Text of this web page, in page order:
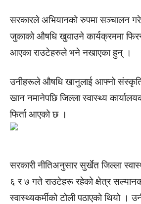
सरकारले अभियानको रुपमा सञ्चालन
जुकाको औषधि खुवाउने कार्यक्रममा
आएका राउटेहरुले भने नखाएका हुन् ।
उनीहरूले औषधि खानुलाई आफ्नो
खान नमानेपछि जिल्ला स्वास्थ्य
फिर्ता आएको छ ।
सरकारी नीतिअनुसार सुर्खेत जिल्ला
६ र ७ गते राउटेहरू रहेको क्षेत्र
स्वास्थ्यकर्मीको टोली पठाएको थियो